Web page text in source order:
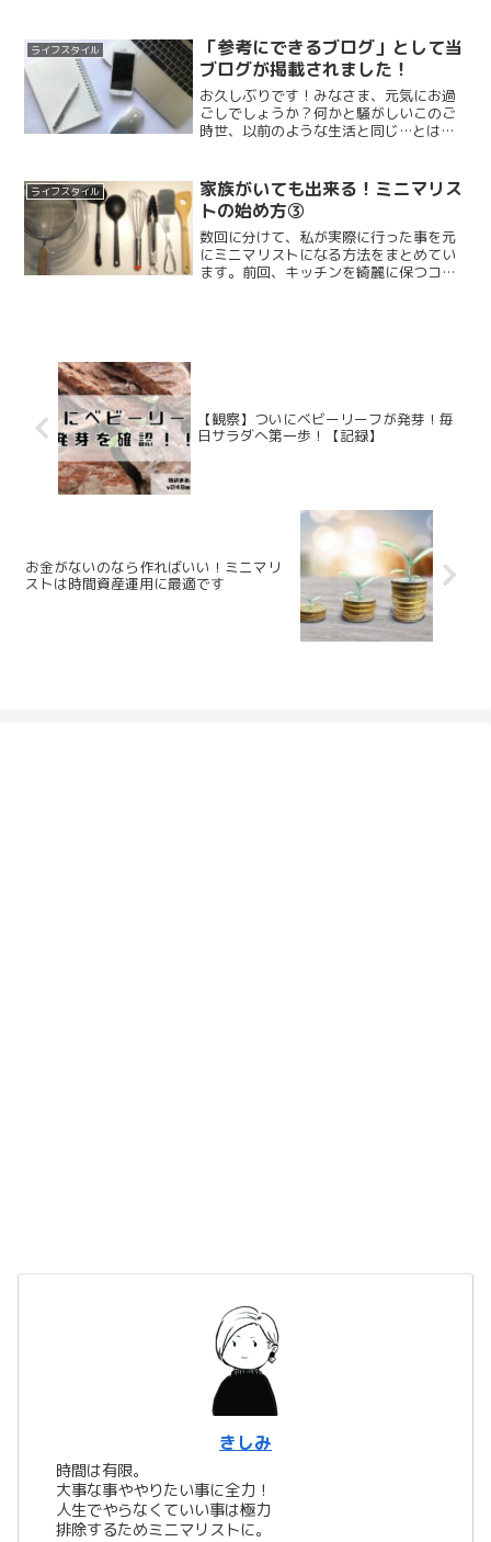
アイデアを知りたい方はぜひ参考にして
みてください。
ライフスタイル
「参考にできるブログ」として当
ブログが掲載されました！
お久しぶりです！みなさま、元気にお過
ごしでしょうか？何かと騒がしいこのご
時世、以前のような生活と同じ…とは行
いから、ずーっと自粛自粛自粛…。半年
近くが「虚無」となってし...
ライフスタイル
家族がいても出来る！ミニマリス
トの始め方③
数回に分けて、私が実際に行った事を元
にミニマリストになる方法をまとめてい
ます。前回、キッチンを綺麗に保つコツ
【観察】ついにベビーリーフが発芽！毎
日サラダへ第一歩！【記録】
お金がないのなら作ればいい！ミニマリ
ストは時間資産運用に最適です
きしみ
時間は有限。
大事な事ややりたい事に全力！
人生でやらなくていい事は極力
排除するためミニマリストに。